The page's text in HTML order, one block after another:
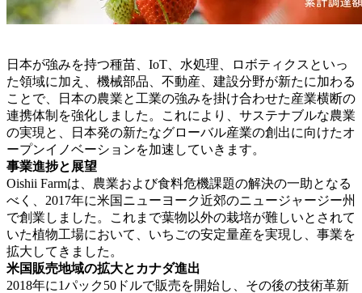
日本が強みを持つ種苗、IoT、水処理、ロボティクスといっ
た領域に加え、機械部品、不動産、建設分野が新たに加わる
ことで、日本の農業と工業の強みを掛け合わせた産業横断の
連携体制を強化しました。これにより、サステナブルな農業
の実現と、日本発の新たなグローバル産業の創出に向けたオ
ープンイノベーションを加速していきます。
事業進捗と展望
Oishii Farmは、農業および食料危機課題の解決の一助となる
べく、2017年に米国ニューヨーク近郊のニュージャージー州
で創業しました。これまで葉物以外の栽培が難しいとされて
いた植物工場において、いちごの安定量産を実現し、事業を
拡大してきました。
米国販売地域の拡大とカナダ進出
2018年に1パック50ドルで販売を開始し、その後の技術革新